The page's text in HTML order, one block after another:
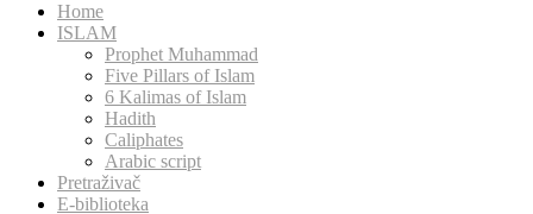
Home
ISLAM
Prophet Muhammad
Five Pillars of Islam
6 Kalimas of Islam
Hadith
Caliphates
Arabic script
Pretraživač
E-biblioteka